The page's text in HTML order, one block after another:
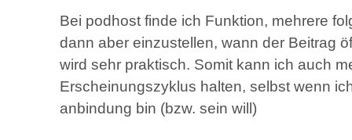
Bei podhost finde ich Funktion, mehrere
dann aber einzustellen, wann der Beitrag
wird sehr praktisch. Somit kann ich auch
Erscheinungszyklus halten, selbst wenn
anbindung bin (bzw. sein will)